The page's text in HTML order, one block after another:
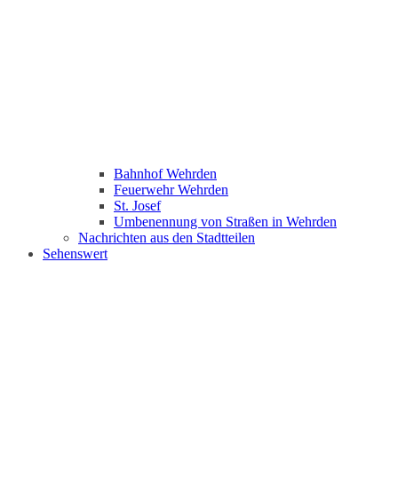
Bahnhof Wehrden
Feuerwehr Wehrden
St. Josef
Umbenennung von Straßen in Wehrden
Nachrichten aus den Stadtteilen
Sehenswert